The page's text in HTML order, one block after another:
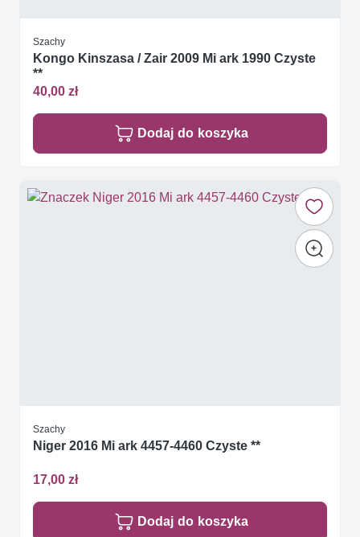
Szachy
Kongo Kinszasa / Zair 2009 Mi ark 1990 Czyste
**
40,00 zł
Dodaj do koszyka
Szachy
Niger 2016 Mi ark 4457-4460 Czyste **
17,00 zł
Dodaj do koszyka